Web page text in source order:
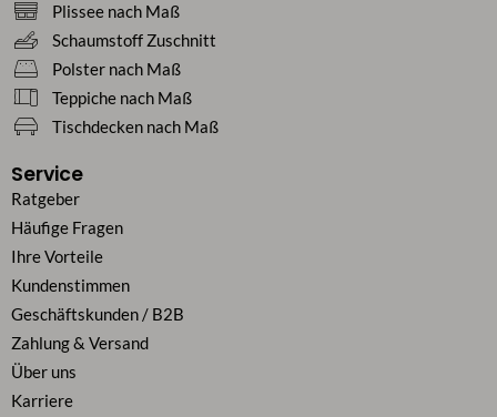
Plissee nach Maß
Schaumstoff Zuschnitt
Polster nach Maß
Teppiche nach Maß
Tischdecken nach Maß
Service
Ratgeber
Häufige Fragen
Ihre Vorteile
Kundenstimmen
Geschäftskunden / B2B
Zahlung & Versand
Über uns
Karriere